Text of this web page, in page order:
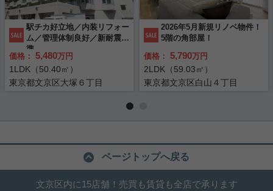
駅チカ好立地／内装リフォー
ム／管理体制良好／新耐震基
準
価格： 5,480万円
1LDK（50.40㎡）
東京都文京区大塚６丁目
2026年5月新規リノベ物件！
5階の角部屋！
価格： 5,790万円
2LDK（59.03㎡）
東京都文京区白山４丁目
ページトップへ戻る
文京区内に15店舗！売買も賃貸も全店で承ります